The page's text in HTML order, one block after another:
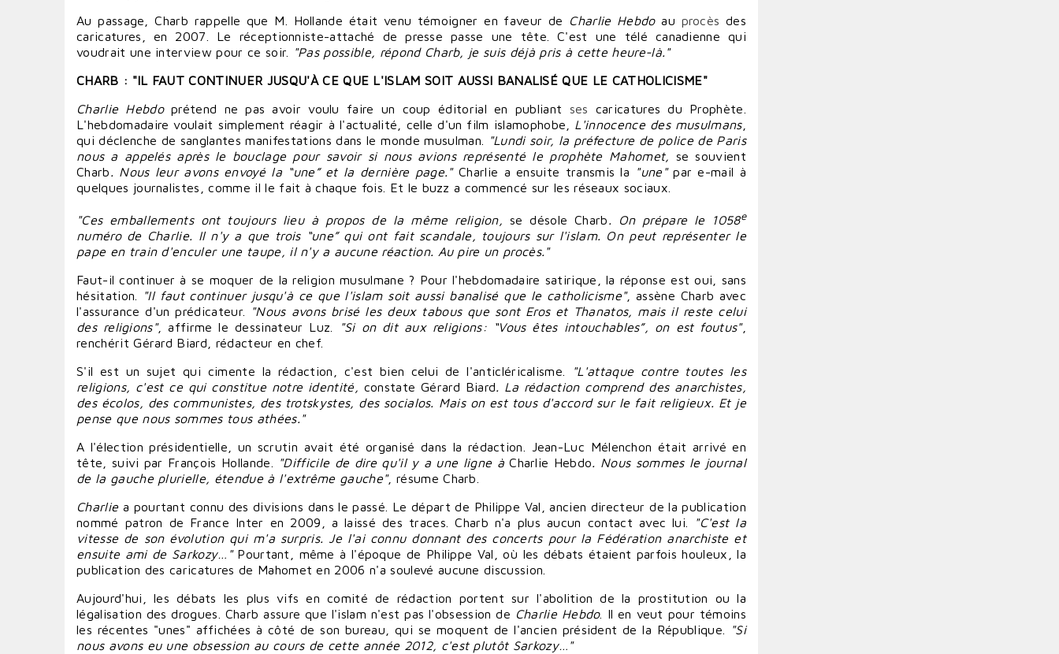
Au passage, Charb rappelle que M. Hollande était venu témoigner en faveur de Charlie Hebdoau procès des
caricatures, en 2007. Le réceptionniste-attaché de presse passe une tête. C'est une télé canadienne qui
voudrait une interview pour ce soir.
"Pas possible, répond Charb, je suis déjà pris à cette heure-là."
CHARB : "IL FAUTCONTINUER JUSQU'À CE QUE L'ISLAM SOIT AUSSI BANALISÉ QUE LE CATHOLICISME"
Charlie Hebdoprétend ne pasavoir voulu faire un coup éditorial en publiant ses caricatures du Prophète.
L'hebdomadaire voulait simplement réagir à l'actualité, celle d'un film islamophobe, L'innocence des musulmans,
qui déclenche de sanglantes manifestations dans le monde musulman.
"Lundi soir, la préfecture de policede Paris
nous a appelés après le bouclage pour savoirsi nous avions représenté le prophète Mahomet, se souvient
Charb. Nous leur avons envoyé la “une” et la dernière page."Charlie a ensuite transmis la "une"par e-mail à
quelques journalistes, comme il le fait à chaque fois. Et le buzz a commencé sur lesréseaux sociaux
"Ces emballements ont toujours lieu à propos de la même religion, se désole Charb. On prépare le 1058e
numéro de Charlie. Il n'y a que trois “une” qui ont fait scandale, toujours sur l'islam. On peut représenterle
pape en train d'enculerune taupe, il n'y a aucune réaction. Au pire un procès."
Faut-ilcontinuer à se moquer de la religion musulmane ? Pour l'hebdomadaire satirique, la réponse est oui, sans
hésitation.
"Il faut continuerjusqu'à ce que l'islam soit aussi banalisé que le catholicisme", assène Charb avec
l'assurance d'un prédicateur.
"Nous avons brisé les deux tabous que sont Eros et Thanatos, mais il reste celui
des religions", affirme le dessinateur Luz. "Si on dit aux religions: “Vous êtes intouchables”, on est foutus",
renchéritGérard Biard , rédacteur en chef.
S'il est un sujet qui cimente la rédaction, c'est bien celui de l'anticléricalisme.
"L'attaque contre toutes les
religions, c'est ce qui constitue notre identité, constate Gérard Biard. La rédaction comprend des anarchistes,
des écolos, des communistes, des trotskystes, des socialos. Mais on est tous d'accord sur le fait religieux. Et je
pense que nous sommes tous athées."
A l'élection présidentielle, un scrutin avait été organisé dans la rédaction. Jean-Luc Mélenchon était arrivé en
tête, suivi par François Hollande "Difficile de direqu'il y a une ligne àCharlie Hebdo. Nous sommes le journal
de la gauche plurielle, étendue à l'extrême gauche", résume Charb.
Charlie a pourtant connu des divisions dans le passé. Le départ de Philippe Val , ancien directeur de la publication
nommé patron de France Inter en 2009, a laissé des traces. Charb n'a plus aucun contact avec lui.
"C'est la
vitesse de son évolution qui m'a surpris. Je l'ai connu donnant des concerts pour la Fédération anarchiste et
ensuite ami de Sarkozy…"Pourtant, même à l'époque de Philippe Val, où les débats étaient parfois houleux, la
publication des caricatures de Mahomet en 2006 n'a soulevé aucune discussion.
Aujourd'hui, les débats les plus vifs en comité de rédaction portent sur l'abolition de la prostitution ou la
légalisation desdrogues . Charb assure que l'islam n'est pas l'obsession de Charlie Hebdo. Il en veut pour témoins
les récentes "unes" affichées à côté de son bureau, qui se moquent de l'ancien président de la République.
"Si
nous avons eu une obsession au cours de cette année 2012, c'est plutôt Sarkozy…"